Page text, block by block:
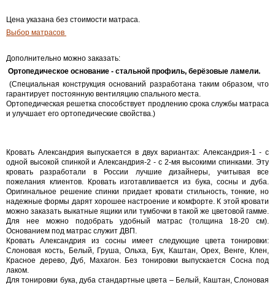
Цена указана без стоимости матраса.
Выбор матрасов
Дополнительно можно заказать:
Ортопедическое основание - стальной профиль, берёзовые ламели.
(Специальная конструкция оснований разработана таким образом, что
гарантирует постоянную вентиляцию спального места.
Ортопедическая решетка способствует продлению срока службы матраса
и улучшает его ортопедические свойства.)
Кровать Александрия выпускается в двух вариантах: Александрия-1 - с
одной высокой спинкой и Александрия-2 - с 2-мя высокими спинками. Эту
кровать разработали в России лучшие дизайнеры, учитывая все
пожелания клиентов. Кровать изготавливается из бука, сосны и дуба.
Оригинальное решение спинки придает кровати стильность, тонкие, но
надежные формы дарят хорошее настроение и комфорте. К этой кровати
можно заказать выкатные ящики или тумбочки в такой же цветовой гамме.
Для нее можно подобрать удобный матрас (толщина 18-20 см).
Основанием под матрас служит ДВП .
Кровать Александрия из сосны имеет следующие цвета тонировки:
Слоновая кость, Белый, Груша, Ольха, Бук, Каштан, Орех, Венге, Клен,
Красное дерево, Дуб, Махагон. Без тонировки выпускается Сосна под
лаком.
Для тонировки бука, дуба стандартные цвета – Белый, Каштан, Слоновая